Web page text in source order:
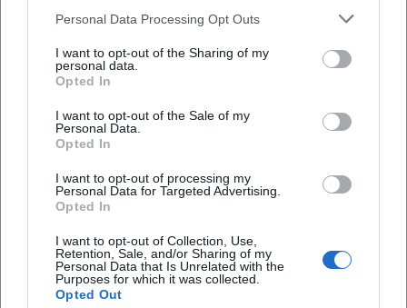
Personal Data Processing Opt Outs
I want to opt-out of the Sharing of my
personal data.
Opted In
I want to opt-out of the Sale of my
Personal Data.
Opted In
I want to opt-out of processing my
Personal Data for Targeted Advertising.
Opted In
I want to opt-out of Collection, Use,
Retention, Sale, and/or Sharing of my
Personal Data that Is Unrelated with the
Purposes for which it was collected.
Opted Out
Seite des OIL-M weist ausdrücklich darauf hin, dass
es derzeit noch keine festen Preise und
Öffnungszeiten gibt, weil sich das Museum noch im
eine schrittweise Eröffnung ab 2026 an. Das macht
die Anfahrt besonders relevant, denn Interessierte
sollten vor einem Besuch immer die aktuellen
Hinweise auf der Website prüfen. Wer nach
oder Museum Amberg sucht, findet hier also nicht
nur eine Lokation, sondern ein Projekt in
Entwicklung, das mit wachsender Substanz und
Was kann man auf der Drehscheibe sehen?
Welche Veranstaltungen gibt es auf dem
Worum geht es bei der Lokalbahn Amberg–
Schnaittenbach?
Bewertungen